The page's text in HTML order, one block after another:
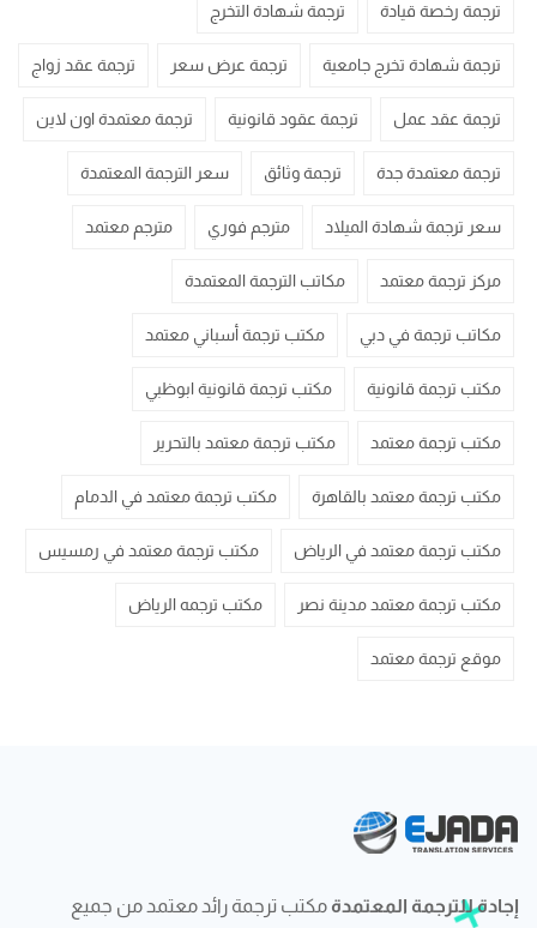
ترجمة رخصة قيادة ترجمة شهادة التخرج
ترجمة شهادة تخرج جامعية ترجمة عرض سعر ترجمة عقد زواج
ترجمة عقد عمل ترجمة عقود قانونية ترجمة معتمدة اون لاين
ترجمة معتمدة جدة ترجمة وثائق سعر الترجمة المعتمدة
سعر ترجمة شهادة الميلاد مترجم فوري مترجم معتمد
مركز ترجمة معتمد مكاتب الترجمة المعتمدة
مكاتب ترجمة في دبي مكتب ترجمة أسباني معتمد
مكتب ترجمة قانونية مكتب ترجمة قانونية ابوظبي
مكتب ترجمة معتمد مكتب ترجمة معتمد بالتحرير
مكتب ترجمة معتمد بالقاهرة مكتب ترجمة معتمد في الدمام
مكتب ترجمة معتمد في الرياض مكتب ترجمة معتمد في رمسيس
مكتب ترجمة معتمد مدينة نصر مكتب ترجمه الرياض
موقع ترجمة معتمد
إجادة للترجمة المعتمدة مكتب ترجمة رائد معتمد من جميع